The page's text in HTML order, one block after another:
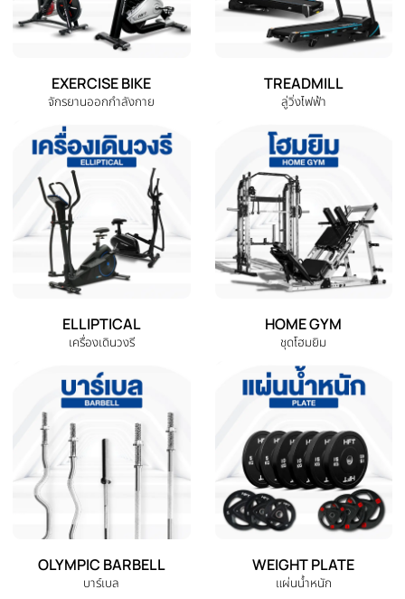
หมวดหมู่สินค้าทั้งหมด
เลือกหมวดหมู่เครื่องออกกำลังกายที่คุณต้องการ
DUMBBELL
ดัมเบล
EXERCISE BENCH
ม้านั่งออกกำลังกาย